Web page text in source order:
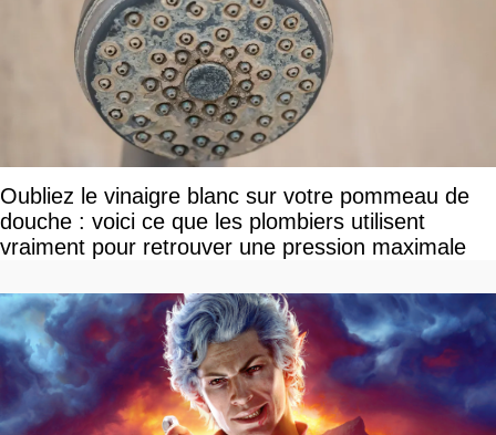
Oubliez le vinaigre blanc sur votre pommeau de
douche : voici ce que les plombiers utilisent
vraiment pour retrouver une pression maximale